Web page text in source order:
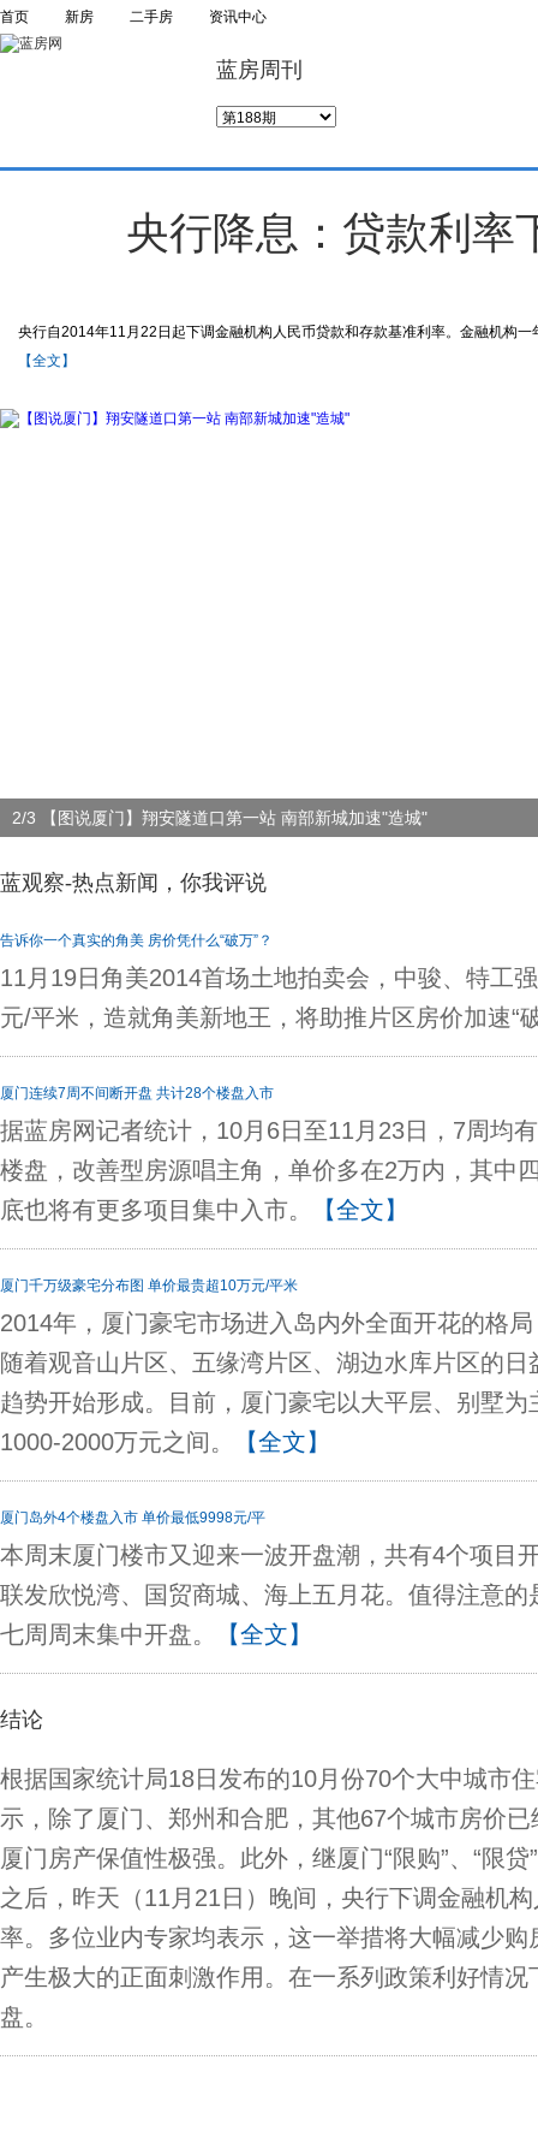
首页 新房 二手房 资讯中心
蓝房周刊
央行降息：贷款利率
央行自2014年11月22日起下调金融机构人民币贷款和存款基准利率。金融机构
【全文】
2/3 【图说厦门】翔安隧道口第一站 南部新城加速"造城"
蓝观察-热点新闻，你我评说
告诉你一个真实的角美 房价凭什么“破万”？
11月19日角美2014首场土地拍卖会，中骏、特工
元/平米，造就角美新地王，将助推片区房价加速“
厦门连续7周不间断开盘 共计28个楼盘入市
据蓝房网记者统计，10月6日至11月23日，7周均
楼盘，改善型房源唱主角，单价多在2万内，其中
底也将有更多项目集中入市。
【全文】
厦门千万级豪宅分布图 单价最贵超10万元/平米
2014年，厦门豪宅市场进入岛内外全面开花的格
随着观音山片区、五缘湾片区、湖边水库片区的
趋势开始形成。目前，厦门豪宅以大平层、别墅
1000-2000万元之间。
【全文】
厦门岛外4个楼盘入市 单价最低9998元/平
本周末厦门楼市又迎来一波开盘潮，共有4个项目
联发欣悦湾、国贸商城、海上五月花。值得注意
七周周末集中开盘。
【全文】
结论
根据国家统计局18日发布的10月份70个大中城市
示，除了厦门、郑州和合肥，其他67个城市房价
厦门房产保值性极强。此外，继厦门“限购”、“限
之后，昨天（11月21日）晚间，央行下调金融机
率。多位业内专家均表示，这一举措将大幅减少
产生极大的正面刺激作用。在一系列政策利好情
盘。